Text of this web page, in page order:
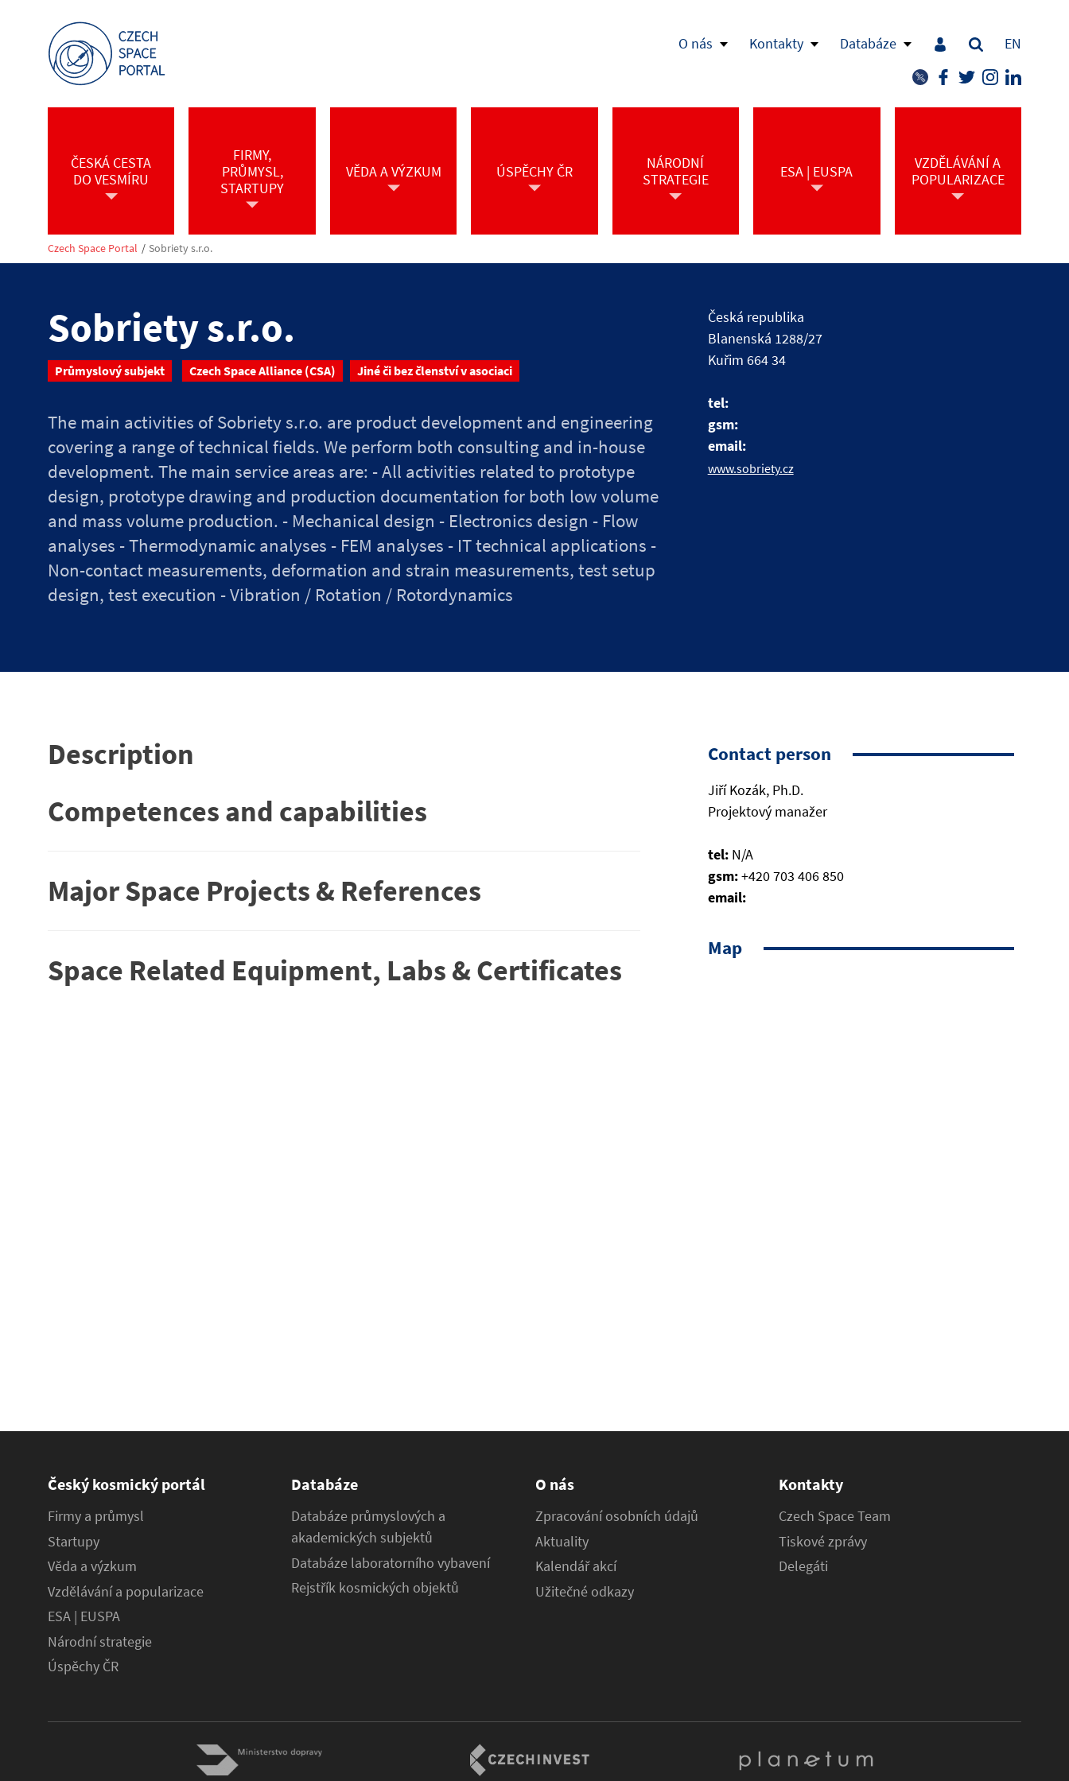
O nás Kontakty Databáze EN
ČESKÁ CESTA
DO VESMÍRU
FIRMY,
PRŮMYSL,
STARTUPY
VĚDA A VÝZKUM ÚSPĚCHY ČR
NÁRODNÍ
STRATEGIE
ESA | EUSPA
VZDĚLÁVÁNÍ A
POPULARIZACE
Czech Space Portal / Sobriety s.r.o.
Sobriety s.r.o.
Průmyslový subjekt Czech Space Alliance (CSA) Jiné či bez členství v asociaci
The main activities of Sobriety s.r.o. are product development and engineering
covering a range of technical fields. We perform both consulting and in-house
development. The main service areas are: - All activities related to prototype
design, prototype drawing and production documentation for both low volume
and mass volume production. - Mechanical design - Electronics design - Flow
analyses - Thermodynamic analyses - FEM analyses - IT technical applications -
Non-contact measurements, deformation and strain measurements, test setup
design, test execution - Vibration / Rotation / Rotordynamics
Česká republika
Blanenská 1288/27
Kuřim 664 34
tel:
gsm:
email:
www.sobriety.cz
Description
Competences and capabilities
Major Space Projects & References
Space Related Equipment, Labs & Certificates
Contact person
Jiří Kozák, Ph.D.
Projektový manažer
tel: N/A
gsm:+420 703 406 850
email:
Map
Český kosmický portál
Firmy a průmysl
Startupy
Věda a výzkum
Vzdělávání a popularizace
ESA | EUSPA
Národní strategie
Úspěchy ČR
Databáze
Databáze průmyslových a
akademických subjektů
Databáze laboratorního vybavení
Rejstřík kosmických objektů
O nás
Zpracování osobních údajů
Aktuality
Kalendář akcí
Užitečné odkazy
Kontakty
Czech Space Team
Tiskové zprávy
Delegáti